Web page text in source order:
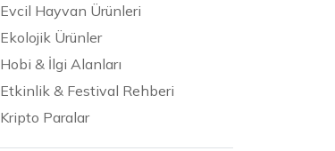
Evcil Hayvan Ürünleri
Ekolojik Ürünler
Hobi & İlgi Alanları
Etkinlik & Festival Rehberi
Kripto Paralar